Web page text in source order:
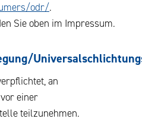
odr/.
Sie oben im Impressum.
an
einer
teilzunehmen.